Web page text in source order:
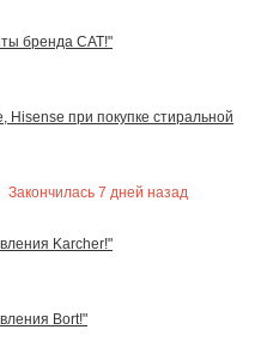
бренда CAT!"
при покупке стиральной
Закончилась 7 дней назад
Karcher!"
Bort!"